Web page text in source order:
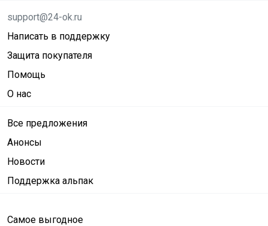
support@24-ok.ru
Написать в поддержку
Защита покупателя
Помощь
О нас
Все предложения
Анонсы
Новости
Поддержка альпак
Самое выгодное